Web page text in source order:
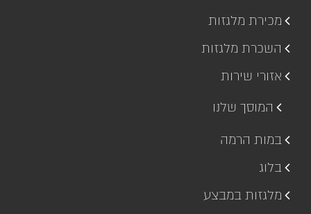
מכירת מלגזות
השכרת מלגזות
אזורי שירות
המוסך שלנו
במות הרמה
בלוג
מלגזות במבצע